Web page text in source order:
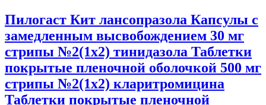
Пилогаст Кит лансопразола Капсулы с
замедленным высвобождением 30 мг
стрипы №2(1x2) тинидазола Таблетки
покрытые пленочной оболочкой 500 мг
стрипы №2(1x2) кларитромицина
Таблетки покрытые пленочной